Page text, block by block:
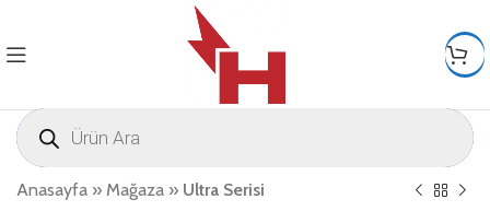
Anasayfa » Mağaza » Ultra Serisi